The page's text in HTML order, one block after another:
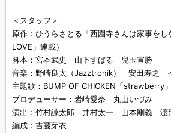
＜スタッフ＞
原作：ひうらさとる「西園寺さんは家事をし
LOVE」連載）
脚本：宮本武史 山下すばる 兒玉宣勝
音楽：野崎良太（Jazztronik） 安田寿之
主題歌：BUMP OF CHICKEN「strawberry」
プロデューサー：岩崎愛奈 丸山いづみ
演出：竹村謙太郎 井村太一 山本剛義 渡
編成：吉藤芽衣